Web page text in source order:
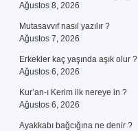
Ağustos 8, 2026
Mutasavvıf nasıl yazılır ?
Ağustos 7, 2026
Erkekler kaç yaşında aşık olur ?
Ağustos 6, 2026
Kur’an-ı Kerim ilk nereye in ?
Ağustos 6, 2026
Ayakkabı bağcığına ne denir ?